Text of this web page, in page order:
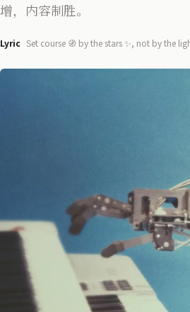
增，内容制胜。
Lyric Set course 🧭 by the stars ✨, not by the